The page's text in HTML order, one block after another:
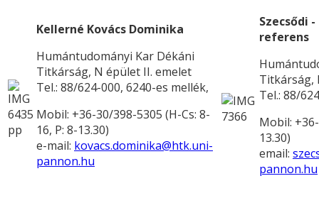
Kellerné Kovács Dominika
Humántudományi Kar Dékáni
Titkárság, N épület II. emelet
Tel.: 88/624-000, 6240-es mellék,
Mobil: +36-30/398-5305 (H-Cs: 8-
16, P: 8-13.30)
e-mail: kovacs.dominika@htk.uni-
pannon.hu
Szecsődi
referens
Titkárság,
Tel.: 88/
Mobil:
13.30)
email:
pannon.hu